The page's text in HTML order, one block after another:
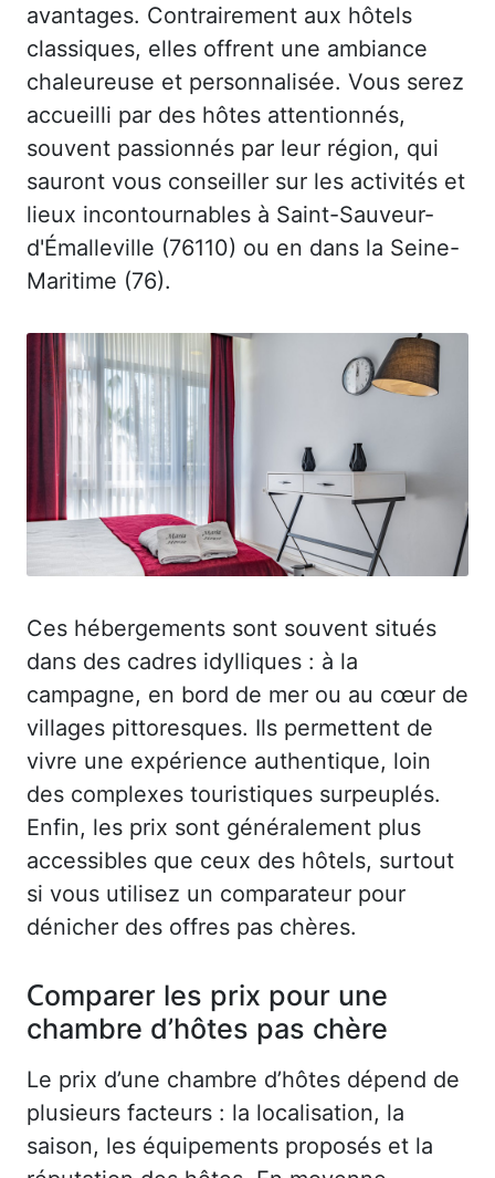
avantages. Contrairement aux hôtels
classiques, elles offrent une ambiance
chaleureuse et personnalisée. Vous serez
accueilli par des hôtes attentionnés,
souvent passionnés par leur région, qui
sauront vous conseiller sur les activités et
lieux incontournables à Saint-Sauveur-
d'Émalleville (76110) ou en dans la Seine-
Maritime (76).
Ces hébergements sont souvent situés
dans des cadres idylliques : à la
campagne, en bord de mer ou au cœur de
villages pittoresques. Ils permettent de
vivre une expérience authentique, loin
des complexes touristiques surpeuplés.
Enfin, les prix sont généralement plus
accessibles que ceux des hôtels, surtout
si vous utilisez un comparateur pour
dénicher des offres pas chères.
Comparer les prix pour une
chambre d’hôtes pas chère
Le prix d’une chambre d’hôtes dépend de
plusieurs facteurs : la localisation, la
saison, les équipements proposés et la